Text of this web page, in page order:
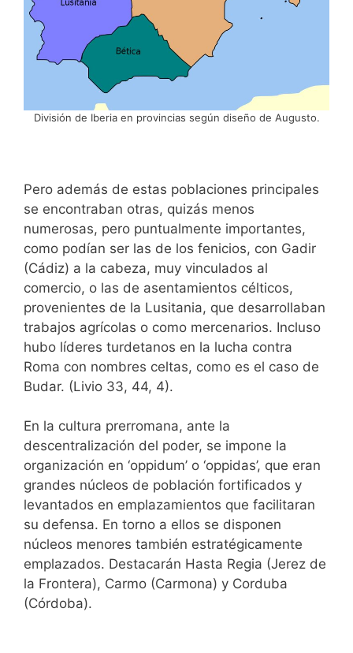
División de Iberia en provincias según diseño de Augusto.
Pero además de estas poblaciones principales
se encontraban otras, quizás menos
numerosas, pero puntualmente importantes,
como podían ser las de los fenicios, con Gadir
(Cádiz) a la cabeza, muy vinculados al
comercio, o las de asentamientos célticos,
provenientes de la Lusitania, que desarrollaban
trabajos agrícolas o como mercenarios. Incluso
hubo líderes turdetanos en la lucha contra
Roma con nombres celtas, como es el caso de
Budar. (Livio 33, 44, 4).
En la cultura prerromana, ante la
descentralización del poder, se impone la
organización en ‘oppidum’ o ‘oppidas’, que eran
grandes núcleos de población fortificados y
levantados en emplazamientos que facilitaran
su defensa. En torno a ellos se disponen
núcleos menores también estratégicamente
emplazados. Destacarán Hasta Regia (Jerez de
la Frontera), Carmo (Carmona) y Corduba
(Córdoba).